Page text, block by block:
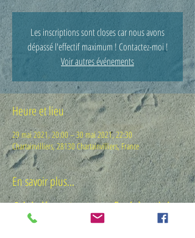
Les inscriptions sont closes car nous avons
dépassé l'effectif maximum ! Contactez-moi !
Voir autres événements
Heure et lieu
29 mai 2021, 20:00 – 30 mai 2021, 22:30
Chartainvilliers, 28130 Chartainvilliers, France
En savoir plus...
Balade-découverte nature confirmée à partir de
cinq inscrits. Si vous ne réservez pas pour un groupe